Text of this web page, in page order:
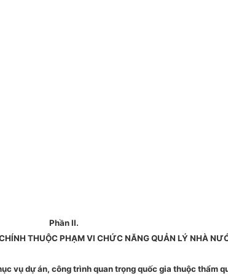
Phần II.
THUỘC PHẠM VI CHỨC NĂNG QUẢN LÝ NHÀ
vụ dự án, công trình quan trọng quốc gia thuộc thẩm